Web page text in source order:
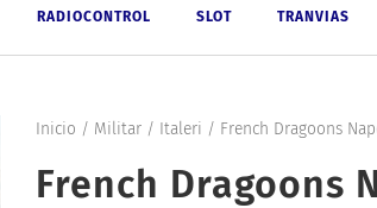
RADIOCONTROL SLOT TRANVIAS
Inicio / Militar/ Italeri / French Dragoons
French Dragoons